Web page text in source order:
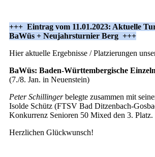
+++ Eintrag vom 11.01.2023: Aktuelle
BaWüs + Neujahrsturnier Berg +++
Hier aktuelle Ergebnisse / Platzierungen
BaWüs: Baden-Württembergische
(7./8. Jan. in Neuenstein)
Peter Schillingerbelegte zusammen mit
Isolde Schütz (FTSV Bad Ditzenbach-
Konkurrenz Senioren 50 Mixed den 3. Platz.
Herzlichen Glückwunsch!